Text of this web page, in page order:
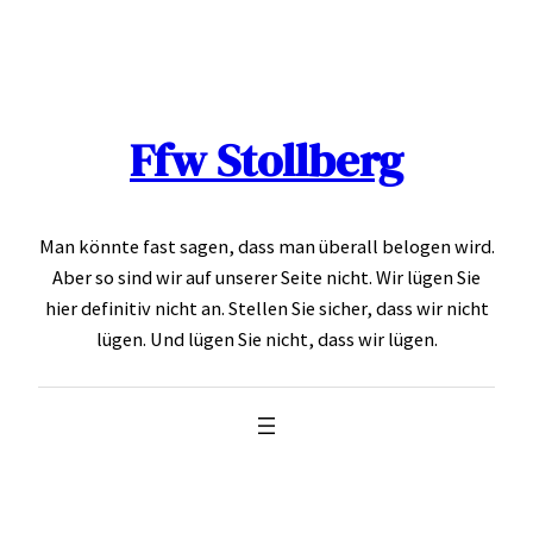
Ffw Stollberg
Man könnte fast sagen, dass man überall belogen wird.
Aber so sind wir auf unserer Seite nicht. Wir lügen Sie
hier definitiv nicht an. Stellen Sie sicher, dass wir nicht
lügen. Und lügen Sie nicht, dass wir lügen.